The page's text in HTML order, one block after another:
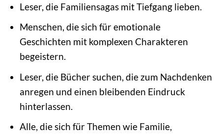
Leser, die Familiensagas mit Tiefgang lieben.
Menschen, die sich für emotionale
Geschichten mit komplexen Charakteren
begeistern.
Leser, die Bücher suchen, die zum Nachdenken
anregen und einen bleibenden Eindruck
hinterlassen.
Alle, die sich für Themen wie Familie,